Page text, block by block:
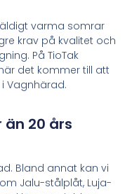
varma somrar
krav på kvalitet och
På TioTak
det kommer till att
Vagnhärad.
20 års
Bland annat kan vi
Jalu-stålplåt, Luja-